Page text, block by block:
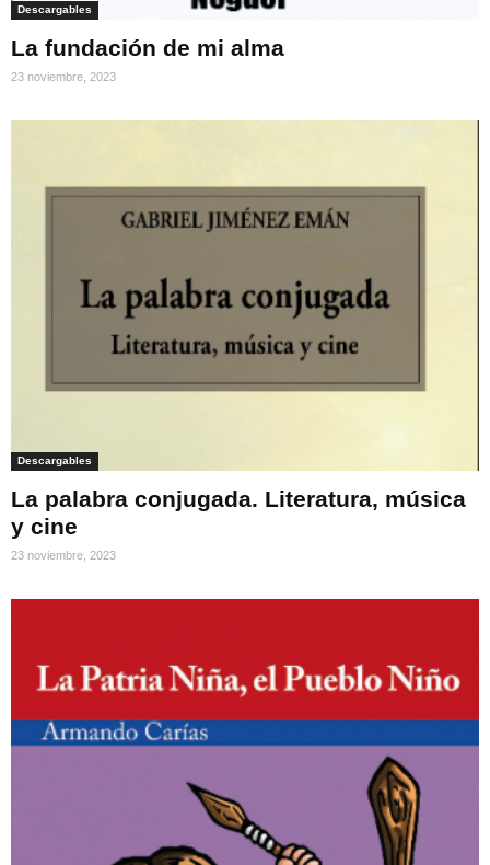
Descargables
La fundación de mi alma
23 noviembre, 2023
Descargables
La palabra conjugada. Literatura, música
y cine
23 noviembre, 2023